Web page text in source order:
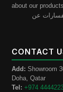
about our
عن
CONTACT
Add: Showroom
Doha, Qatar
Tel: +974